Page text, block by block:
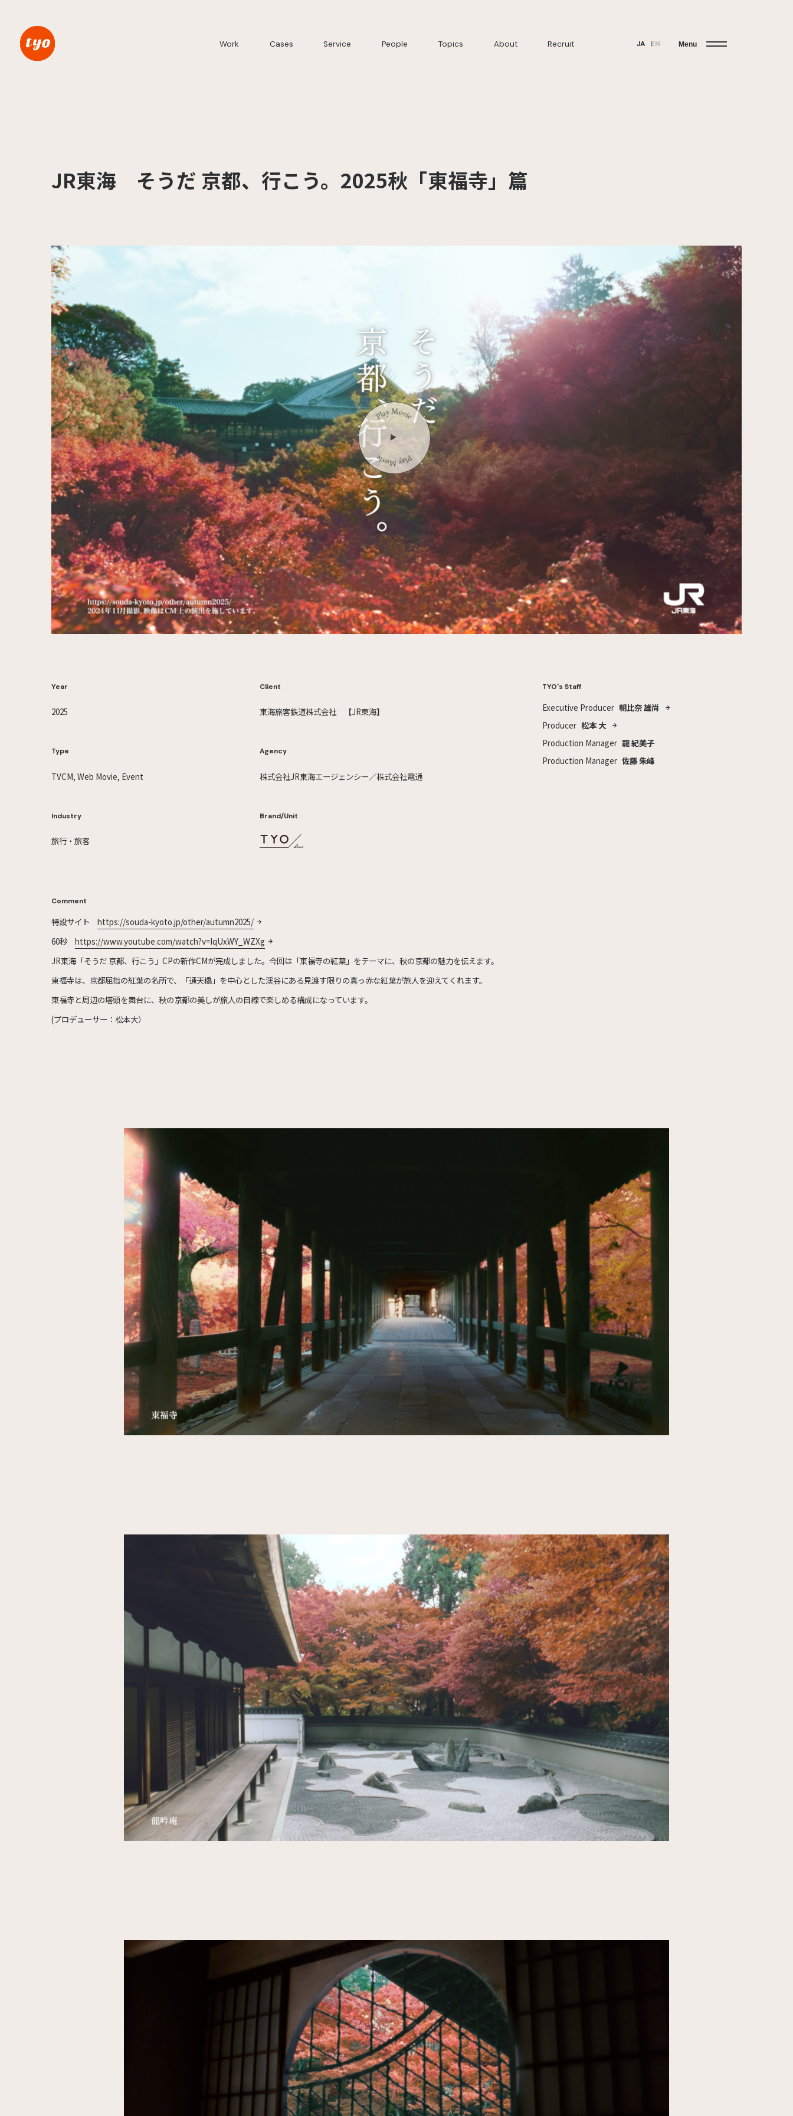
Work Cases Service People Topics About Recruit JA EN Menu
JR東海 そうだ 京都、行こう。2025秋「東福寺」篇
Year
2025
Type
TVCM, Web Movie, Event
Industry
旅行・旅客
Client
東海旅客鉄道株式会社 【JR東海】
Agency
株式会社JR東海エージェンシー／株式会社電通
Brand/Unit
TYO's Staff
Executive Producer 朝比奈 雄尚
Producer 松本 大
Production Manager 龍 紀美子
Production Manager 佐藤 朱峰
Comment
特設サイトhttps://souda-kyoto.jp/other/autumn2025/
60秒https://www.youtube.com/watch?v=IqUxWY_WZXg
JR東海「そうだ 京都、行こう」CPの新作CMが完成しました。今回は「東福寺の紅葉」をテーマに、秋の京都の魅力を伝えます。
東福寺は、京都屈指の紅葉の名所で、「通天橋」を中心とした渓谷にある見渡す限りの真っ赤な紅葉が旅人を迎えてくれます。
東福寺と周辺の塔頭を舞台に、秋の京都の美しが旅人の目線で楽しめる構成になっています。
(プロデューサー：松本大）